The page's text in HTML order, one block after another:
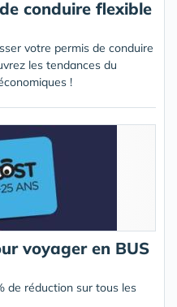
conduire flexible
votre permis de conduire
les tendances du
!
voyager en BUS
de réduction sur tous les